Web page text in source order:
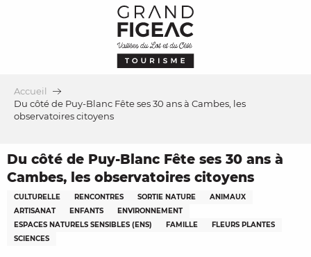
Accueil
Du côté de Puy-Blanc Fête ses 30 ans à Cambes, les
observatoires citoyens
Du côté de Puy-Blanc Fête ses 30 ans à
Cambes, les observatoires citoyens
CULTURELLE RENCONTRES SORTIE NATURE
ANIMAUX
ARTISANAT
ENFANTS
ENVIRONNEMENT
ESPACES NATURELS SENSIBLES (ENS)
FAMILLE
FLEURS PLANTES
SCIENCES